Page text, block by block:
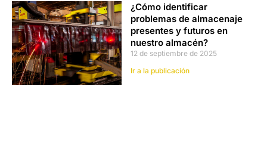
¿Cómo identificar
problemas de almacenaje
presentes y futuros en
nuestro almacén?
12 de septiembre de 2025
Ir a la publicación